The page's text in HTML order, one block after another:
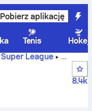
Pobierz aplikację
Tenis
Hokej
League
drużyny
8.4k